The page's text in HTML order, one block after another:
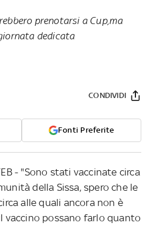
prenotarsi a Cup,ma
dedicata
Fonti Preferite
CONDIVIDI
- "Sono stati vaccinate circa
della Sissa, spero che le
alle quali ancora non è
possano farlo quanto